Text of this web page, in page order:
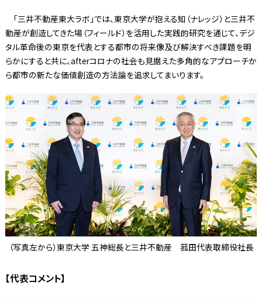
「三井不動産東大ラボ」では、東京大学が抱える知（ナレッジ）と三井不
動産が創造してきた場（フィールド）を活用した実践的研究を通じて、デジ
タル革命後の東京を代表とする都市の将来像及び解決すべき課題を明
らかにすると共に、afterコロナの社会も見据えた多角的なアプローチか
ら都市の新たな価値創造の方法論を追求してまいります。
（写真左から）東京大学 五神総長と三井不動産 菰田代表取締役社長
【代表コメント】